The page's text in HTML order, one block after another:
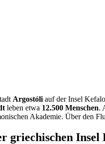
Argostóli auf der Insel
leben etwa 12.500 Menschen.
Akademie. Über den
griechischen Insel